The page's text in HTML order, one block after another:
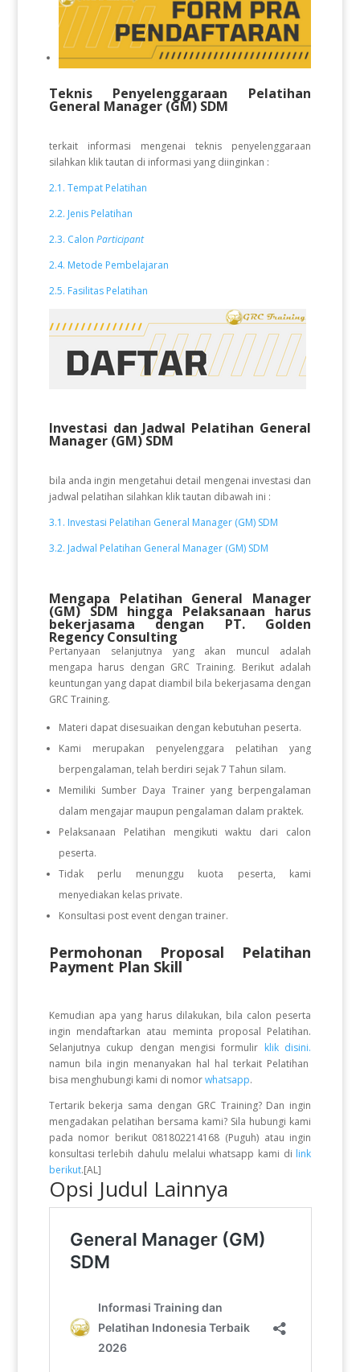
Teknis Penyelenggaraan Pelatihan
General Manager (GM) SDM
terkait informasi mengenai teknis penyelenggaraan
silahkan klik tautan di informasi yang diinginkan :
2.1. Tempat Pelatihan
2.2. Jenis Pelatihan
2.3. Calon Participant
2.4. Metode Pembelajaran
2.5. Fasilitas Pelatihan
Investasi dan Jadwal Pelatihan General
Manager (GM) SDM
bila anda ingin mengetahui detail mengenai investasi dan
jadwal pelatihan silahkan klik tautan dibawah ini :
3.1. Investasi Pelatihan General Manager (GM) SDM
3.2. Jadwal Pelatihan General Manager (GM) SDM
Mengapa Pelatihan General Manager
(GM) SDM hingga Pelaksanaan harus
bekerjasama dengan PT. Golden
Regency Consulting
Pertanyaan selanjutnya yang akan muncul adalah
mengapa harus dengan GRC Training. Berikut adalah
keuntungan yang dapat diambil bila bekerjasama dengan
GRC Training.
Materi dapat disesuaikan dengan kebutuhan peserta.
Kami merupakan penyelenggara pelatihan yang
berpengalaman, telah berdiri sejak 7 Tahun silam.
Memiliki Sumber Daya Trainer yang berpengalaman
dalam mengajar maupun pengalaman dalam praktek.
Pelaksanaan Pelatihan mengikuti waktu dari calon
peserta.
Tidak perlu menunggu kuota peserta, kami
menyediakan kelas private.
Konsultasi post event dengan trainer.
Permohonan Proposal Pelatihan
Payment Plan Skill
Kemudian apa yang harus dilakukan, bila calon peserta
ingin mendaftarkan atau meminta proposal Pelatihan.
Selanjutnya cukup dengan mengisi formulir klik disini.
namun bila ingin menanyakan hal hal terkait Pelatihan
bisa menghubungi kami di nomorwhatsapp.
Tertarik bekerja sama dengan GRC Training? Dan ingin
mengadakan pelatihan bersama kami? Sila hubungi kami
pada nomor berikut 081802214168 (Puguh) atau ingin
konsultasi terlebih dahulu melalui whatsapp kami di link
berikut.[AL]
Opsi Judul Lainnya